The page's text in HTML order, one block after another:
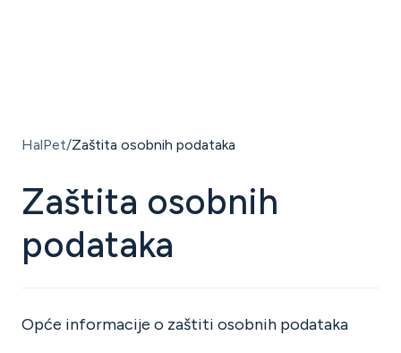
HalPet Zaštita osobnih podataka
Zaštita osobnih
podataka
Opće informacije o zaštiti osobnih podataka